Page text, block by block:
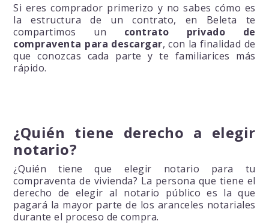
Si eres comprador primerizo y no sabes cómo es
la estructura de un contrato, en Beleta te
compartimos un contrato privado de
compraventa para descargar, con la finalidad de
que conozcas cada parte y te familiarices más
rápido.
¿Quién tiene derecho a elegir
notario?
¿Quién tiene que elegir notario para tu
compraventa de vivienda? La persona que tiene el
derecho de elegir al notario público es la que
pagará la mayor parte de los aranceles notariales
durante el proceso de compra.